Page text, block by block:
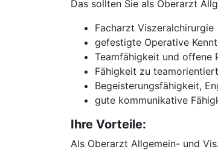
Das sollten Sie als Oberarzt
Facharzt Viszeralchirurgie
gefestigte Operative
Teamfähigkeit und offene
Fähigkeit zu
Begeisterungsfähigkeit,
gute kommunikative
Ihre Vorteile:
Als Oberarzt Allgemein- und